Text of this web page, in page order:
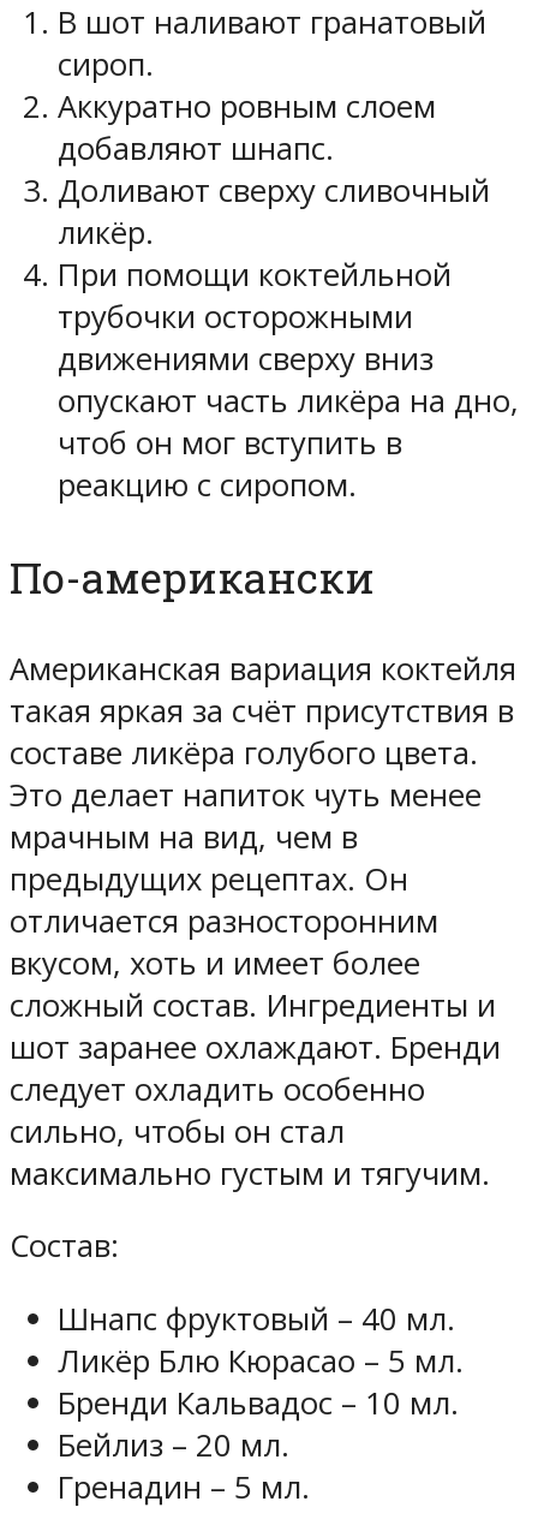
В шот наливают гранатовый
сироп.
Аккуратно ровным слоем
добавляют шнапс.
Доливают сверху сливочный
ликёр.
При помощи коктейльной
трубочки осторожными
движениями сверху вниз
опускают часть ликёра на дно,
чтоб он мог вступить в
реакцию с сиропом.
По-американски
Американская вариация коктейля
такая яркая за счёт присутствия в
составе ликёра голубого цвета.
Это делает напиток чуть менее
мрачным на вид, чем в
предыдущих рецептах. Он
отличается разносторонним
вкусом, хоть и имеет более
сложный состав. Ингредиенты и
шот заранее охлаждают. Бренди
следует охладить особенно
сильно, чтобы он стал
максимально густым и тягучим.
Состав:
Шнапс фруктовый – 40 мл.
Ликёр Блю Кюрасао – 5 мл.
Бренди Кальвадос – 10 мл.
Бейлиз – 20 мл.
Гренадин – 5 мл.